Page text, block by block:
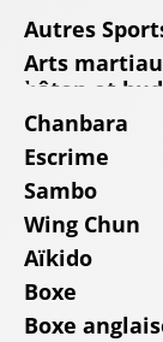
Autres
Arts
bâton et
Chanbara
Escrime
Sambo
Wing Chun
Aïkido
Boxe
Boxe